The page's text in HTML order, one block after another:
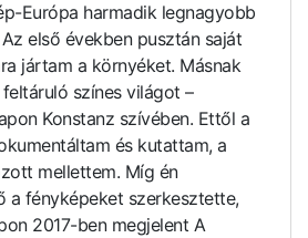
Európa harmadik legnagyobb
első években pusztán saját
jártam a környéket. Másnak
színes világot –
Konstanz szívében. Ettől a
és kutattam, a
mellettem. Míg én
a fényképeket szerkesztette,
2017-ben megjelent A